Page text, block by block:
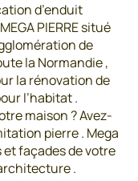
d’enduit
PIERRE situé
de
la Normandie ,
la rénovation de
l’habitat .
maison ? Avez-
pierre . Mega
façades de votre
.